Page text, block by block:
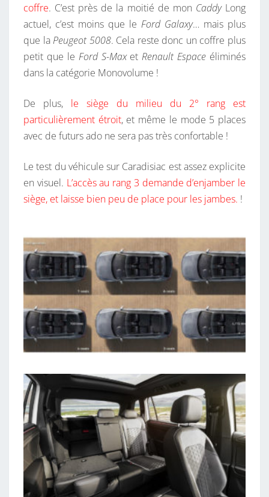
coffre. C’est près de la moitié de mon CaddyLong
actuel, c’est moins que le Ford Galaxy… mais plus
que laPeugeot 5008. Cela reste donc un coffre plus
petit que le Ford S-MaxetRenault Espace éliminés
dans la catégorie Monovolume !
De plus, le siège du milieu du 2° rang est
particulièrement étroit, et même le mode 5 places
avec de futurs ado ne sera pas très confortable !
Le test du véhicule sur Caradisiac est assez explicite
en visuel. L’accès au rang 3 demande d’enjamber le
siège, et laisse bien peu de place pour les jambes. !